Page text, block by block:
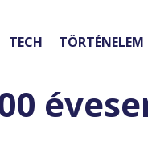
TECH TÖRTÉNELEM